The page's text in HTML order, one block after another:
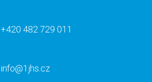
+420 482 729 011
info@1jhs.cz